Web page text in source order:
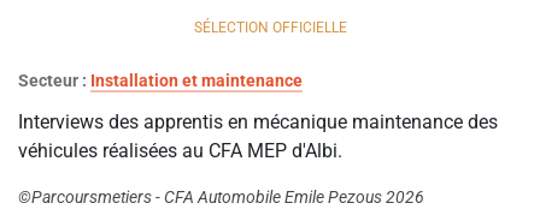
SÉLECTION OFFICIELLE
Secteur : Installation et maintenance
Interviews des apprentis en mécanique maintenance des
véhicules réalisées au CFA MEP d'Albi.
©Parcoursmetiers - CFA Automobile Emile Pezous 2026